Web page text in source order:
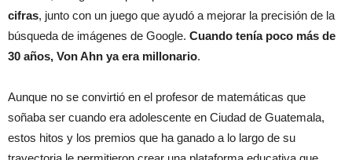
cifras, junto con un juego que ayudó a mejorar la precisión de la
búsqueda de imágenes de Google. Cuando tenía poco más de
30 años, Von Ahn ya era millonario.
Aunque no se convirtió en el profesor de matemáticas que
soñaba ser cuando era adolescente en Ciudad de Guatemala,
estos hitos y los premios que ha ganado a lo largo de su